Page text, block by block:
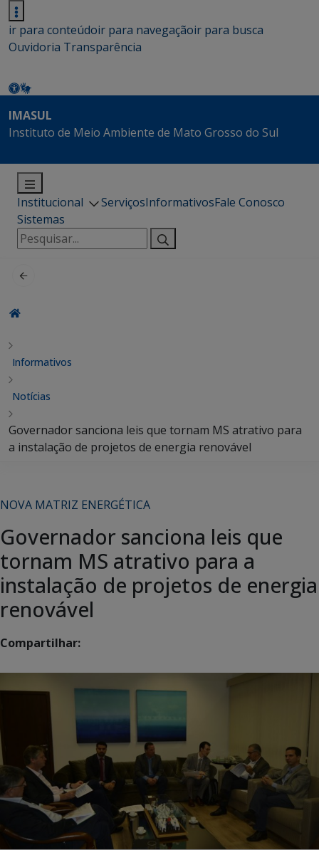
ir para conteúdoir para navegaçãoir para busca
Ouvidoria Transparência
IMASUL
Instituto de Meio Ambiente de Mato Grosso do Sul
Institucional ServiçosInformativosFale Conosco
Sistemas
Pesquisar
por:
Informativos
Notícias
Governador sanciona leis que tornam MS atrativo para
a instalação de projetos de energia renovável
NOVA MATRIZ ENERGÉTICA
Governador sanciona leis que
tornam MS atrativo para a
instalação de projetos de energia
renovável
Compartilhar: